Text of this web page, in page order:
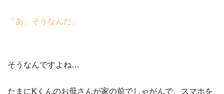
「あ、そうなんだ」
そうなんですよね…
たまにKくんのお母さんが家の前でしゃがんで、スマホを